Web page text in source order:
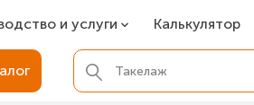
и услуги
фундамента
Калькулятор